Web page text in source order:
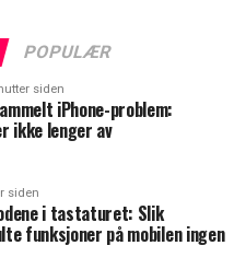
POPULÆR
siden
iPhone-problem:
ikke lenger av
siden
i tastaturet: Slik
funksjoner på mobilen ingen